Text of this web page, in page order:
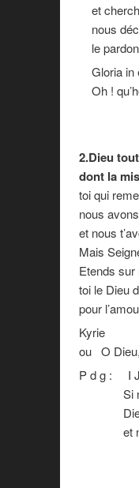
et
nous
le
Gloria in
Oh !
(
2.Dieu
dont la
toi qui
nous
et nous
Mais
Etends sur
toi le Dieu
pour
Kyrie
ou O
P d g : I
Si nous
Dieu
et nous